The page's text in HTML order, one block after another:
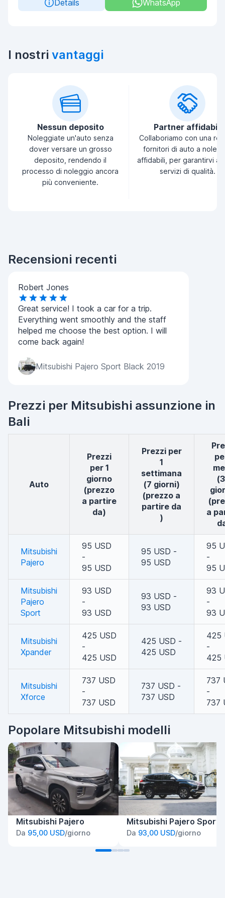
Details WhatsApp
I nostri vantaggi
Nessun deposito
Noleggiate un'auto senza
dover versare un grosso
deposito, rendendo il
processo di noleggio ancora
più conveniente.
Partner affidabili
Collaboriamo con una
fornitori di auto a
affidabili, per garantirvi
servizi di qualità.
Recensioni recenti
Robert Jones
Great service! I took a car for a trip.
Everything went smoothly and the staff
helped me choose the best option. I will
come back again!
Mitsubishi Pajero Sport Black 2019
Prezzi per Mitsubishi assunzione in
Bali
auto
Prezzi
per 1
giorno
(prezzo
a partire
da)
Prezzi per
1
settimana
(7 giorni)
(prezzo a
partire da
)
Prezzi
a
Mitsubishi
Pajero
95 USD
-
95 USD
95 USD -
95 USD
95
-
95
Mitsubishi
Pajero
Sport
93 USD
-
93 USD
93 USD -
93 USD
93
-
93
Mitsubishi
Xpander
425 USD
-
425 USD
425 USD -
425 USD
425
-
425
Mitsubishi
Xforce
737 USD
-
737 USD
737 USD -
737 USD
737
-
737
Popolare Mitsubishi modelli
Mitsubishi Pajero
Da 95,00 USD/giorno
Mitsubishi Pajero Sport
Da 93,00 USD/giorno